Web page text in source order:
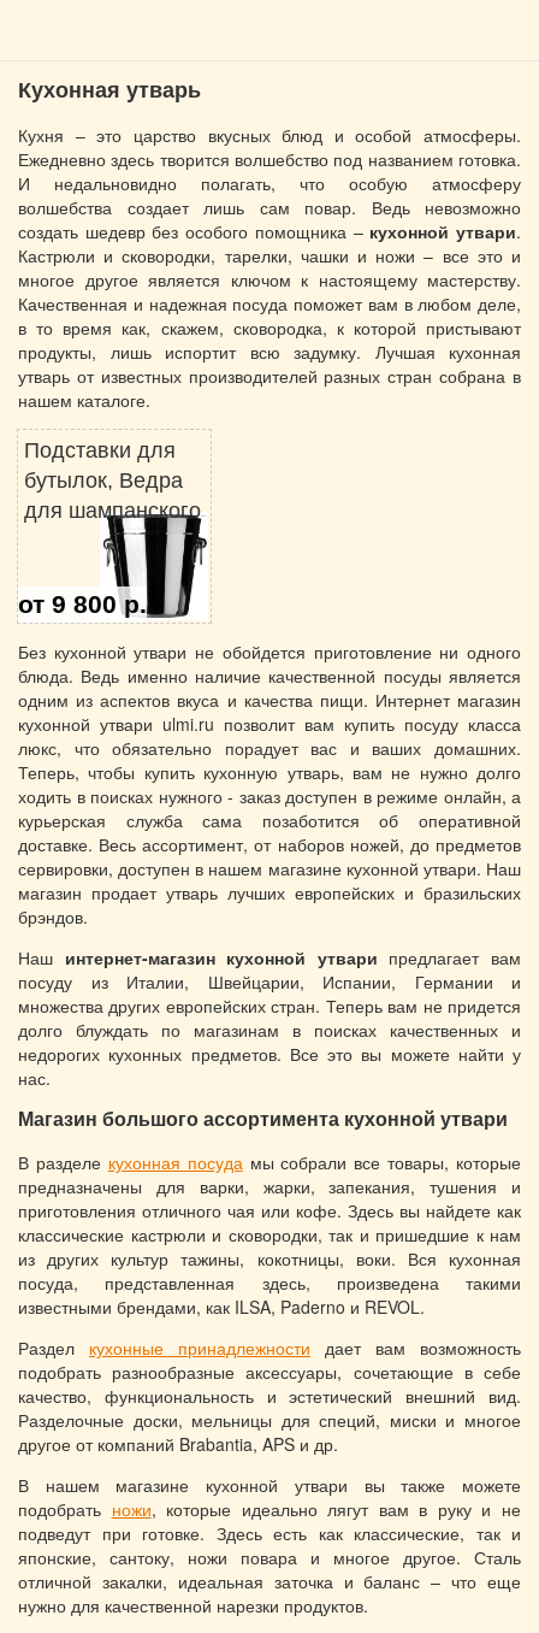
Кухонная утварь
Кухня – это царство вкусных блюд и особой атмосферы.
Ежедневно здесь творится волшебство под названием готовка.
И недальновидно полагать, что особую атмосферу
волшебства создает лишь сам повар. Ведь невозможно
создать шедевр без особого помощника – кухонной утвари.
Кастрюли и сковородки, тарелки, чашки и ножи – все это и
многое другое является ключом к настоящему мастерству.
Качественная и надежная посуда поможет вам в любом деле,
в то время как, скажем, сковородка, к которой пристывают
продукты, лишь испортит всю задумку. Лучшая кухонная
утварь от известных производителей разных стран собрана в
нашем каталоге.
Подставки для
бутылок, Ведра
для шампанского
от 9 800 р.
Без кухонной утвари не обойдется приготовление ни одного
блюда. Ведь именно наличие качественной посуды является
одним из аспектов вкуса и качества пищи. Интернет магазин
кухонной утвари ulmi.ru позволит вам купить посуду класса
люкс, что обязательно порадует вас и ваших домашних.
Теперь, чтобы купить кухонную утварь, вам не нужно долго
ходить в поисках нужного - заказ доступен в режиме онлайн, а
курьерская служба сама позаботится об оперативной
доставке. Весь ассортимент, от наборов ножей, до предметов
сервировки, доступен в нашем магазине кухонной утвари. Наш
магазин продает утварь лучших европейских и бразильских
брэндов.
Наш интернет-магазин кухонной утвари предлагает вам
посуду из Италии, Швейцарии, Испании, Германии и
множества других европейских стран. Теперь вам не придется
долго блуждать по магазинам в поисках качественных и
недорогих кухонных предметов. Все это вы можете найти у
нас.
Магазин большого ассортимента кухонной утвари
В разделе кухонная посудамы собрали все товары, которые
предназначены для варки, жарки, запекания, тушения и
приготовления отличного чая или кофе. Здесь вы найдете как
классические кастрюли и сковородки, так и пришедшие к нам
из других культур тажины, кокотницы, воки. Вся кухонная
посуда, представленная здесь, произведена такими
известными брендами, как ILSA, Paderno и REVOL.
Раздел кухонные принадлежности дает вам возможность
подобрать разнообразные аксессуары, сочетающие в себе
качество, функциональность и эстетический внешний вид.
Разделочные доски, мельницы для специй, миски и многое
другое от компаний Brabantia, APS и др.
В нашем магазине кухонной утвари вы также можете
подобрать ножи, которые идеально лягут вам в руку и не
подведут при готовке. Здесь есть как классические, так и
японские, сантоку, ножи повара и многое другое. Сталь
отличной закалки, идеальная заточка и баланс – что еще
нужно для качественной нарезки продуктов.